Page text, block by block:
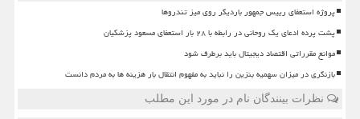
پروژه استعفای رییس جمهور باردیگر روی میز تندروها
پشت پرده ادعای یک روحانی در رابطه با ۲۸ بار استعفای مسعود پزشکیان
موانع مقرراتی اقتصاد دیجیتال باید برطرف شود
بازنگری در میزان سهمیه بنزین را نباید به مفهوم انتقال بار هزینه ها به مردم دانست
نظرات بینندگان نام در مورد این مطلب